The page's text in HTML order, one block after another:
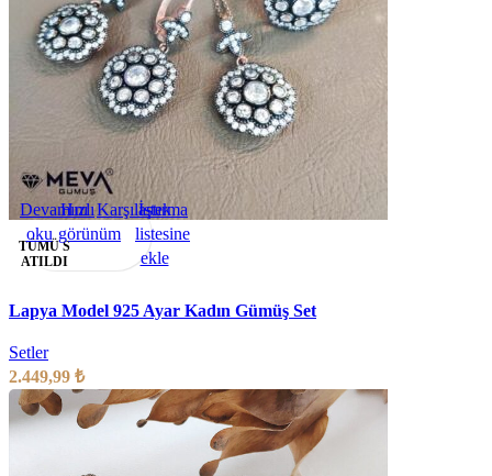
TÜMÜ S
ATILDI
Devamını
oku
Hızlı
görünüm
Karşılaştırma
İstek
listesine
ekle
Lapya Model 925 Ayar Kadın Gümüş Set
Setler
2.449,99 ₺